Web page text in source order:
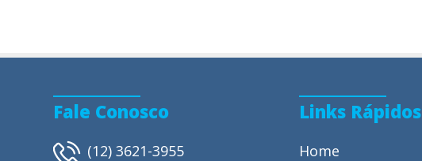
Fale Conosco
(12) 3621-3955
Links Rápidos
Home